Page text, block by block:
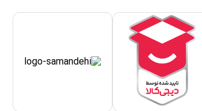
دست مشتریان خود
بر روی آن‌ها کار
چه زمانی به
و همچنین نوع
خاص خود را دارند